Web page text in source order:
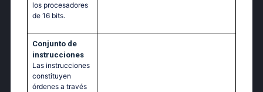
los procesadores
de 16 bits.
Conjunto de
instrucciones
Las instrucciones
constituyen
órdenes a través